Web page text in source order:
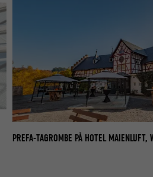
PREFA-TAGROMBE PÅ HOTEL MAIENLUFT,